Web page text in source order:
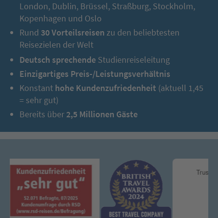
5. Tag:
Küstenstädtchen Hoi An (UNESCO-Welterbe)
Wir begeben uns zum Flughafen und fliegen nach Da Nang.
Nach der Ankunft checken wir nahe Hoi An in unser modernes
London, Dublin, Brüssel, Straßburg, Stockholm,
Kopenhagen und Oslo
Rund 30 Vorteilsreisen zu den beliebtesten
Reisezielen der Welt
Deutsch sprechende Studienreiseleitung
Einzigartiges Preis-/Leistungsverhältnis
Konstant hohe Kundenzufriedenheit (aktuell 1,45
= sehr gut)
Bereits über2,5 Millionen Gäste